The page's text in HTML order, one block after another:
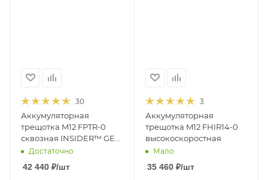
30
Аккумуляторная
трещотка M12 FPTR-0
сквозная INSIDER™ GEN
II Достаточно
42 440 ₽/шт
3
Аккумуляторная
трещотка M12 FHIR14-0
высокоскоростная
Мало
35 460₽/шт